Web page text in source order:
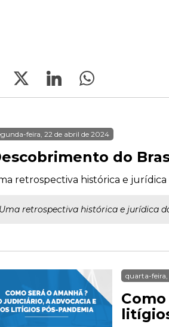
feira, 22 de abril de 2024
do
retrospectiva histórica e
Uma retrospectiva histórica e jurídica
quarta-